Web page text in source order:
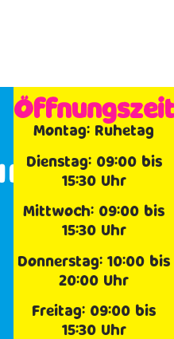
Montag: Ruhetag
Dienstag: 09:00 bis
15:30 Uhr
Mittwoch: 09:00 bis
15:30 Uhr
Donnerstag: 10:00 bis
20:00 Uhr
Freitag: 09:00 bis
15:30 Uhr